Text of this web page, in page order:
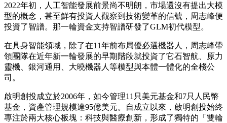
2022年初，人工智能發展前景尚不明朗，市場還沒有提出大模
型的概念，甚至鮮有投資人觀察到技術變革的信號，周志峰便
投資了智譜。那一輪資金支持智譜研發了GLM初代模型。
在具身智能領域，除了在11年前布局優必選機器人，周志峰帶
領團隊在近年新一輪發展的早期階段就投資了它石智航、原力
靈機、銀河通用、大曉機器人等模型與本體一體化的全棧公
司。
啟明創投成立於2006年，如今管理11只美元基金和7只人民幣
基金，資產管理規模達95億美元。自成立以來，啟明創投始終
專注於兩大核心板塊：科技與醫療創新，形成了獨特的「雙輪